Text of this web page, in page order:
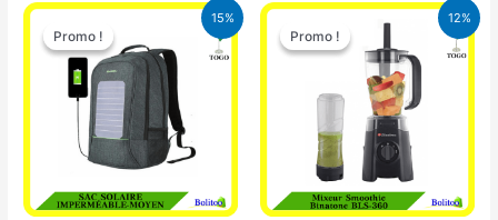
15%
Promo !
Promo !
Le
prix
initial
était :
29.500 CFA.
Le
prix
actuel
12%
Promo !
Promo !
Le
prix
initial
était :
25.000 CFA.
Le
prix
actuel
est :